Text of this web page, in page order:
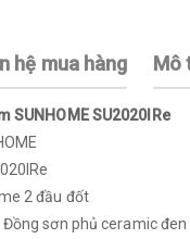
hệ mua hàng Mô
SUNHOME SU2020IRe
2 đầu đốt
sơn phủ ceramic đen